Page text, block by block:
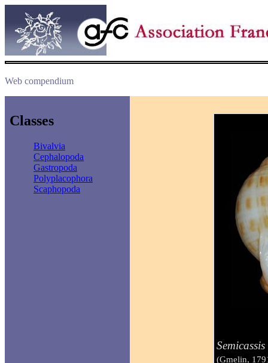
Web compendium
Classes
Bivalvia
Cephalopoda
Gastropoda
Polyplacophora
Scaphopoda
(Gmelin,